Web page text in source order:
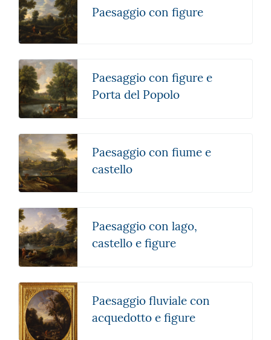
Paesaggio con figure
Paesaggio con figure e
Porta del Popolo
Paesaggio con fiume e
castello
Paesaggio con lago,
castello e figure
Paesaggio fluviale con
acquedotto e figure